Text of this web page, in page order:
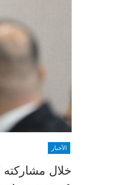
الأخبار
خلال مشاركته